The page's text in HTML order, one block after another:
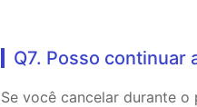
Q7. Posso continuar
Se você cancelar durante